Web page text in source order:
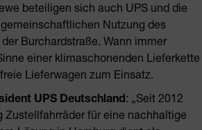
beteiligen sich auch UPS und die
Nutzung des
Burchardstraße. Wann immer
einer klimaschonenden Lieferkette
Lieferwagen zum Einsatz.
UPS Deutschland: „Seit 2012
Zustellfahrräder für eine nachhaltige